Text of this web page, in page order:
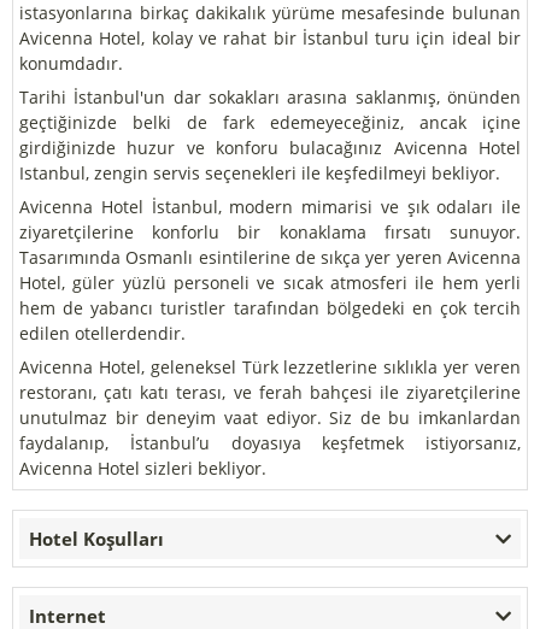
istasyonlarına birkaç dakikalık yürüme mesafesinde bulunan
Avicenna Hotel, kolay ve rahat bir İstanbul turu için ideal bir
konumdadır.
Tarihi İstanbul'un dar sokakları arasına saklanmış, önünden
geçtiğinizde belki de fark edemeyeceğiniz, ancak içine
girdiğinizde huzur ve konforu bulacağınız Avicenna Hotel
Istanbul, zengin servis seçenekleri ile keşfedilmeyi bekliyor.
Avicenna Hotel İstanbul, modern mimarisi ve şık odaları ile
ziyaretçilerine konforlu bir konaklama fırsatı sunuyor.
Tasarımında Osmanlı esintilerine de sıkça yer yeren Avicenna
Hotel, güler yüzlü personeli ve sıcak atmosferi ile hem yerli
hem de yabancı turistler tarafından bölgedeki en çok tercih
edilen otellerdendir.
Avicenna Hotel, geleneksel Türk lezzetlerine sıklıkla yer veren
restoranı, çatı katı terası, ve ferah bahçesi ile ziyaretçilerine
unutulmaz bir deneyim vaat ediyor. Siz de bu imkanlardan
faydalanıp, İstanbul’u doyasıya keşfetmek istiyorsanız,
Avicenna Hotel sizleri bekliyor.
Hotel Koşulları
Internet